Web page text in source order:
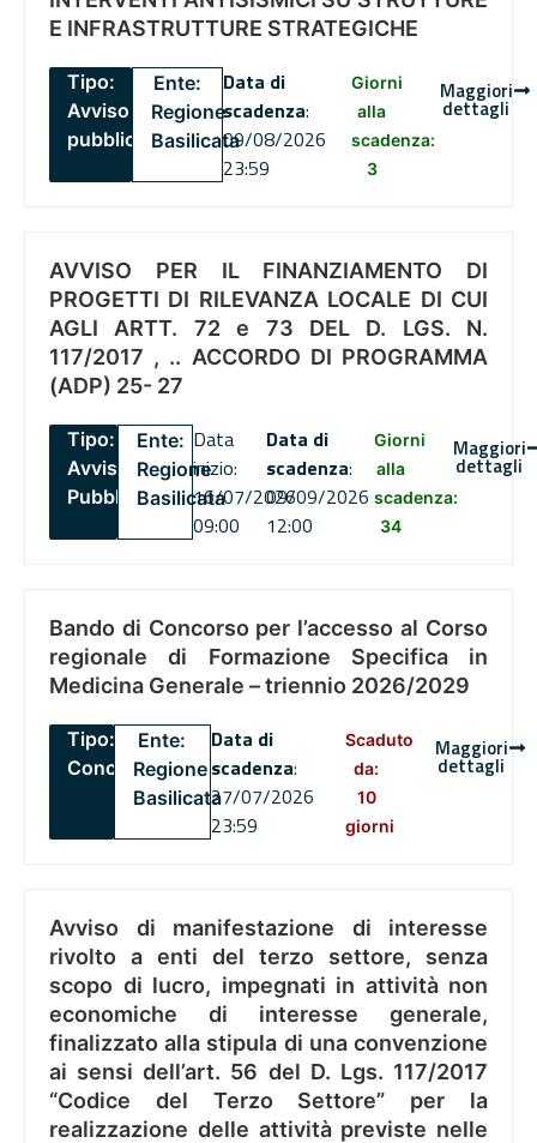
E INFRASTRUTTURE STRATEGICHE
Tipo:
Avviso
pubblico
Ente:
Regione
Basilicata
Data di
scadenza:
09/08/2026
23:59
Giorni
alla
scadenza:
3
Maggiori
dettagli
AVVISO PER IL FINANZIAMENTO DI
PROGETTI DI RILEVANZA LOCALE DI CUI
AGLI ARTT. 72 e 73 DEL D. LGS. N.
117/2017 , .. ACCORDO DI PROGRAMMA
(ADP) 25- 27
Tipo:
Avviso
Pubblico
Ente:
Regione
Basilicata
Data
inizio:
16/07/2026
09:00
Data di
scadenza:
09/09/2026
12:00
Giorni
alla
scadenza:
34
Maggiori
dettagli
Bando di Concorso per l’accesso al Corso
regionale di Formazione Specifica in
Medicina Generale – triennio 2026/2029
Tipo:
Concorsi
Ente:
Regione
Basilicata
Data di
scadenza:
27/07/2026
23:59
Scaduto
da:
10
giorni
Maggiori
dettagli
Avviso di manifestazione di interesse
rivolto a enti del terzo settore, senza
scopo di lucro, impegnati in attività non
economiche di interesse generale,
finalizzato alla stipula di una convenzione
ai sensi dell’art. 56 del D. Lgs. 117/2017
“Codice del Terzo Settore” per la
realizzazione delle attività previste nelle